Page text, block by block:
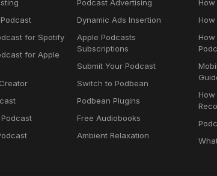
for Spotify
for Apple
Podcast Advertising
Dynamic Ads Insertion
Apple Podcasts
Subscriptions
Submit Your Podcast
Switch to Podbean
Podbean Plugins
Free Audiobooks
Ambient Relaxation